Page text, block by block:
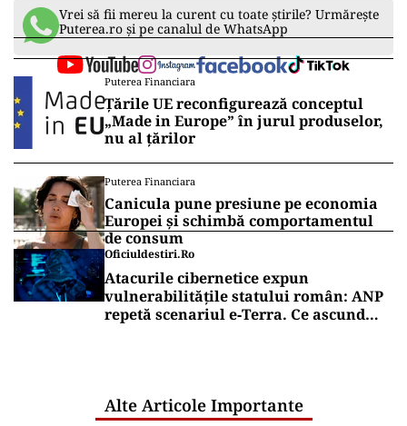
Vrei să fii mereu la curent cu toate știrile? Urmărește
Puterea.ro și pe canalul de WhatsApp
Puterea Financiara
Țările UE reconfigurează conceptul
„Made in Europe” în jurul produselor,
nu al țărilor
Puterea Financiara
Canicula pune presiune pe economia
Europei și schimbă comportamentul
de consum
Oficiuldestiri.ro
Atacurile cibernetice expun
vulnerabilitățile statului român: ANP
repetă scenariul e‑Terra. Ce ascund
Alte Articole Importante